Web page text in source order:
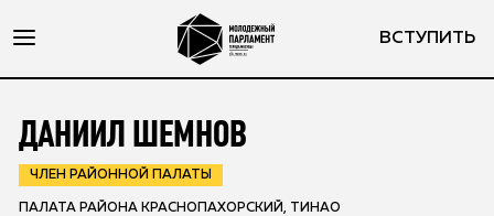
ВСТУПИТЬ
ДАНИИЛ ШЕМНОВ
ЧЛЕН РАЙОННОЙ ПАЛАТЫ
ПАЛАТА РАЙОНА КРАСНОПАХОРСКИЙ, ТИНАО